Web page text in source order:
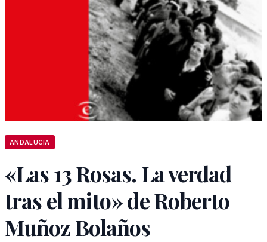
ANDALUCÍA
«Las 13 Rosas. La verdad
tras el mito» de Roberto
Muñoz Bolaños